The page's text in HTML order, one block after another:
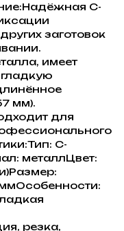
С-
заготовок
имеет
мм).
для
С-
металлЦвет:
резка,